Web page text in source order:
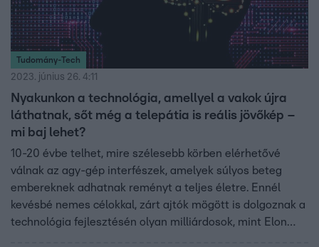
Tudomány-Tech
2023. június 26. 4:11
Nyakunkon a technológia, amellyel a vakok újra
láthatnak, sőt még a telepátia is reális jövőkép –
mi baj lehet?
10-20 évbe telhet, mire szélesebb körben elérhetővé
válnak az agy-gép interfészek, amelyek súlyos beteg
embereknek adhatnak reményt a teljes életre. Ennél
kevésbé nemes célokkal, zárt ajtók mögött is dolgoznak a
technológia fejlesztésén olyan milliárdosok, mint Elon